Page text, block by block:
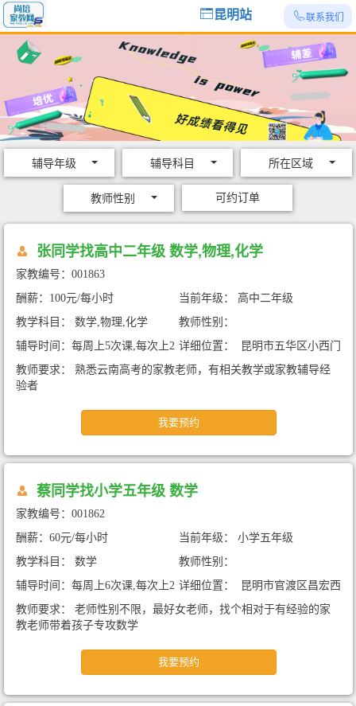
联系我们
昆明站
辅导年级 辅导科目 所在区域
教师性别 可约订单
张同学找高中二年级 数学,物理,化学
家教编号：001863
酬薪：100元/每小时
当前年级： 高中二年级
教学科目： 数学,物理,化学
教师性别：
辅导时间：每周上5次课,每次上2
小时
详细位置： 昆明市五华区小西门
德春电信大厦（暑期家教）
教师要求： 熟悉云南高考的家教老师，有相关教学或家教辅导经
验者
我要预约
蔡同学找小学五年级 数学
家教编号：001862
酬薪：60元/每小时
当前年级： 小学五年级
教学科目： 数学
教师性别：
辅导时间：每周上6次课,每次上2
小时
详细位置： 昆明市官渡区昌宏西
路恒大玖龙湾三期（暑期家教）
教师要求： 老师性别不限，最好女老师，找个相对于有经验的家
教老师带着孩子专攻数学
我要预约